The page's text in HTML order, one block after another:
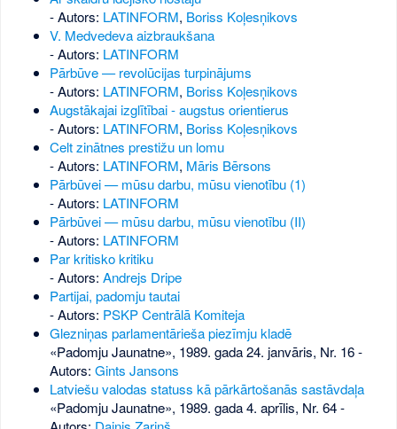
- Autors: LATINFORM, Boriss Koļesņikovs
V. Medvedeva aizbraukšana
- Autors: LATINFORM
Pārbūve — revolūcijas turpinājums
- Autors: LATINFORM, Boriss Koļesņikovs
Augstākajai izglītībai - augstus orientierus
- Autors: LATINFORM, Boriss Koļesņikovs
Celt zinātnes prestižu un lomu
- Autors: LATINFORM, Māris Bērsons
Pārbūvei — mūsu darbu, mūsu vienotību (1)
- Autors: LATINFORM
Pārbūvei — mūsu darbu, mūsu vienotību (II)
- Autors: LATINFORM
Par kritisko kritiku
- Autors: Andrejs Dripe
Partijai, padomju tautai
- Autors: PSKP Centrālā Komiteja
Glezniņas parlamentārieša piezīmju kladē
«Padomju Jaunatne», 1989. gada 24. janvāris, Nr. 16-
Autors: Gints Jansons
Latviešu valodas statuss kā pārkārtošanās sastāvdaļa
«Padomju Jaunatne», 1989. gada 4. aprīlis, Nr. 64-